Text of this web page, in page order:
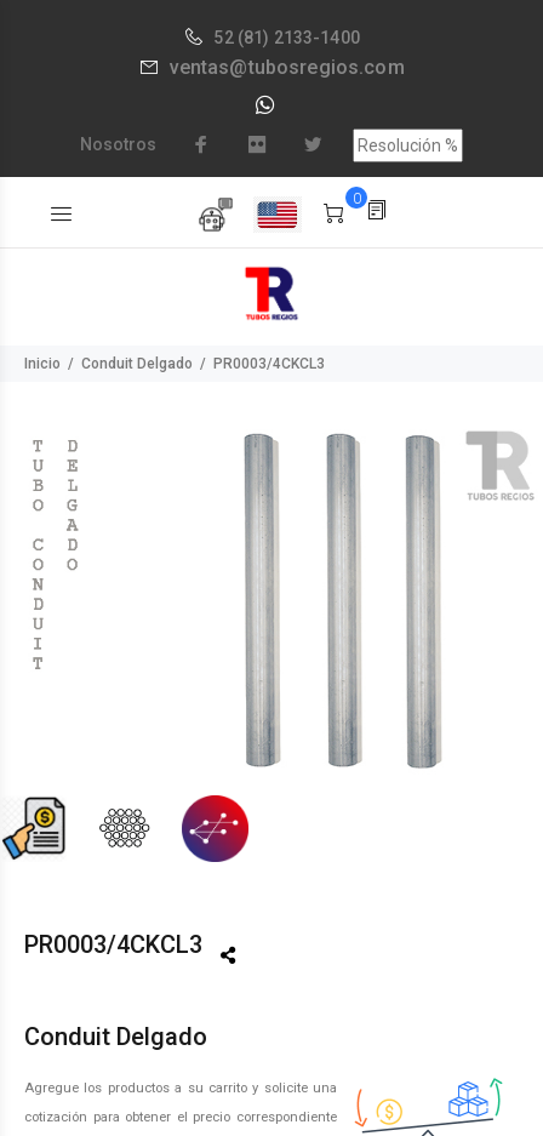
52 (81) 2133-1400
ventas@tubosregios.com
Nosotros
0
Inicio Conduit Delgado PR0003/4CKCL3
PR0003/4CKCL3
Conduit Delgado
Agregue los productos a su carrito y solicite una
cotización para obtener el precio correspondiente